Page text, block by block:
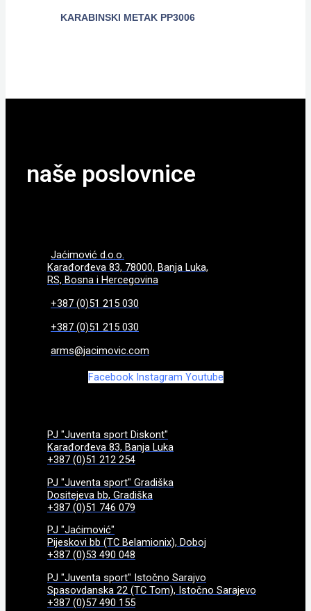
KARABINSKI METAK PP3006
naše poslovnice
Jaćimović d.o.o.
Karađorđeva 83, 78000, Banja Luka,
RS, Bosna i Hercegovina
+387 (0)51 215 030
+387 (0)51 215 030
arms@jacimovic.com
Facebook Instagram Youtube
PJ "Juventa sport Diskont"
Karađorđeva 83, Banja Luka
+387 (0)51 212 254
PJ "Juventa sport" Gradiška
Dositejeva bb, Gradiška
+387 (0)51 746 079
PJ "Jaćimović"
Pijeskovi bb (TC Belamionix), Doboj
+387 (0)53 490 048
PJ "Juventa sport" Istočno Sarajvo
Spasovdanska 22 (TC Tom), Istočno Sarajevo
+387 (0)57 490 155